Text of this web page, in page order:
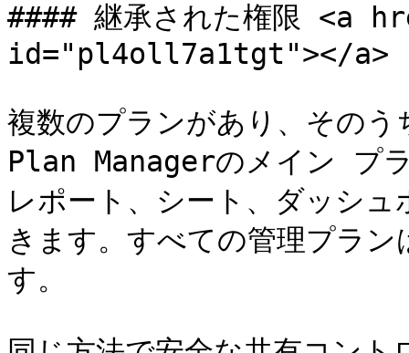
#### 継承された権限
id="pl4oll7a1tgt"></a>
複数のプランがあり、その
Plan Managerのメイン プ
レポート、シート、ダッシ
きます。すべての管理プラ
す。